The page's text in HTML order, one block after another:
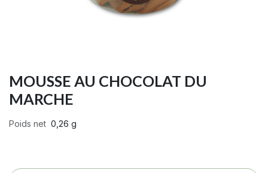
MOUSSE AU CHOCOLAT DU
MARCHE
Poids net 0,26 g